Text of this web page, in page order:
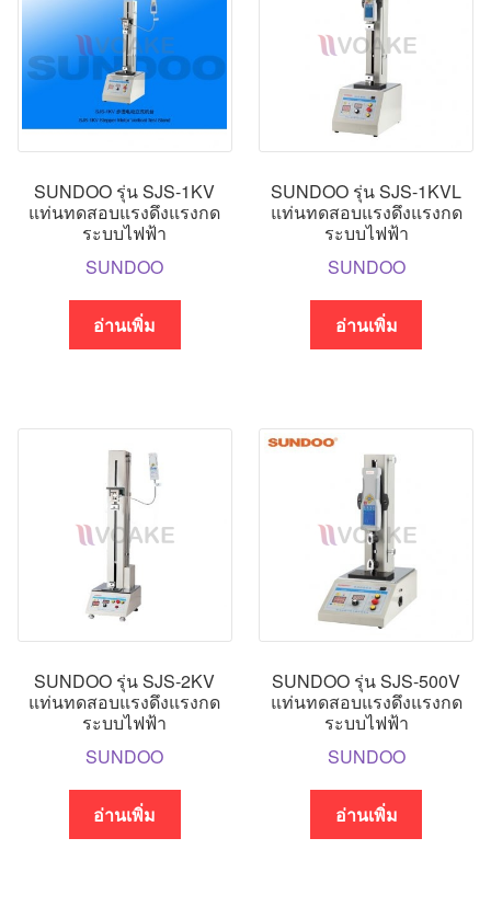
SUNDOO รุ่น SJS-1KV
แท่นทดสอบแรงดึงแรงกด
ระบบไฟฟ้า
SUNDOO
อ่านเพิ่ม
SUNDOO รุ่น SJS-1KVL
แท่นทดสอบแรงดึงแรงกด
ระบบไฟฟ้า
SUNDOO
อ่านเพิ่ม
SUNDOO รุ่น SJS-2KV
แท่นทดสอบแรงดึงแรงกด
ระบบไฟฟ้า
SUNDOO
อ่านเพิ่ม
SUNDOO รุ่น SJS-500V
แท่นทดสอบแรงดึงแรงกด
ระบบไฟฟ้า
SUNDOO
อ่านเพิ่ม